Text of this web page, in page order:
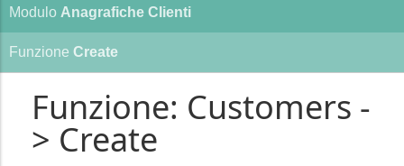
Modulo Anagrafiche Clienti
Funzione Create
Funzione: Customers -
> Create